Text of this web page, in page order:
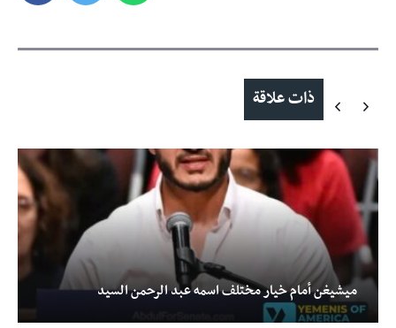
ذات علاقة
ميشيغن أمام خيار مختلف اسمه عبد الرحمن السيد